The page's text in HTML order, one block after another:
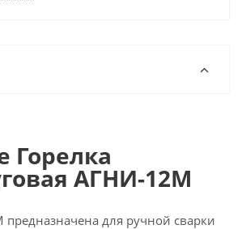
Горелка
АГНИ-12М
для ручной сварки